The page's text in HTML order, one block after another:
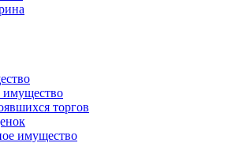
имущество
торгов
имущество